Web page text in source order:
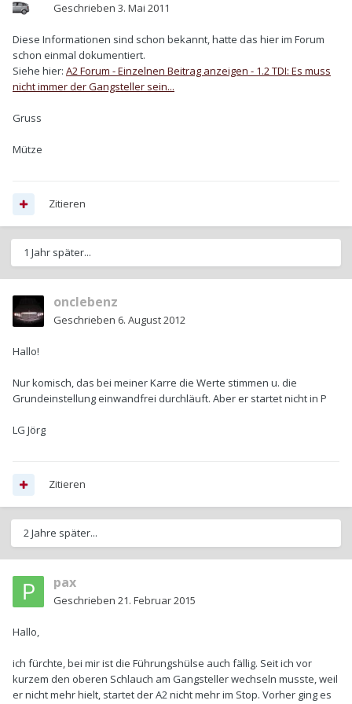
Geschrieben 3. Mai 2011
Diese Informationen sind schon bekannt, hatte das hier im Forum
schon einmal dokumentiert.
Siehe hier: A2 Forum - Einzelnen Beitrag anzeigen - 1.2 TDI: Es muss
nicht immer der Gangsteller sein...
Gruss
Mütze
Zitieren
1 Jahr später...
onclebenz
Geschrieben 6. August 2012
Hallo!
Nur komisch, das bei meiner Karre die Werte stimmen u. die
Grundeinstellung einwandfrei durchläuft. Aber er startet nicht in P
LG Jörg
Zitieren
2 Jahre später...
pax
Geschrieben 21. Februar 2015
Hallo,
ich fürchte, bei mir ist die Führungshülse auch fällig. Seit ich vor
kurzem den oberen Schlauch am Gangsteller wechseln musste, weil
er nicht mehr hielt, startet der A2 nicht mehr im Stop. Vorher ging es